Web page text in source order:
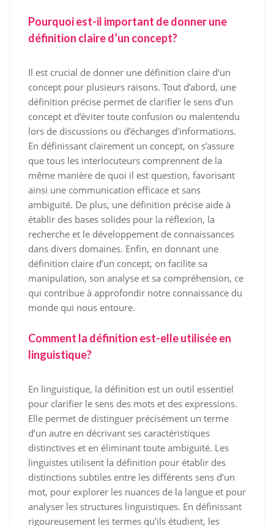
Pourquoi est-il important de donner une
définition claire d’un concept?
Il est crucial de donner une définition claire d’un
concept pour plusieurs raisons. Tout d’abord, une
définition précise permet de clarifier le sens d’un
concept et d’éviter toute confusion ou malentendu
lors de discussions ou d’échanges d’informations.
En définissant clairement un concept, on s’assure
que tous les interlocuteurs comprennent de la
même manière de quoi il est question, favorisant
ainsi une communication efficace et sans
ambiguïté. De plus, une définition précise aide à
établir des bases solides pour la réflexion, la
recherche et le développement de connaissances
dans divers domaines. Enfin, en donnant une
définition claire d’un concept, on facilite sa
manipulation, son analyse et sa compréhension, ce
qui contribue à approfondir notre connaissance du
monde qui nous entoure.
Comment la définition est-elle utilisée en
linguistique?
En linguistique, la définition est un outil essentiel
pour clarifier le sens des mots et des expressions.
Elle permet de distinguer précisément un terme
d’un autre en décrivant ses caractéristiques
distinctives et en éliminant toute ambiguïté. Les
linguistes utilisent la définition pour établir des
distinctions subtiles entre les différents sens d’un
mot, pour explorer les nuances de la langue et pour
analyser les structures linguistiques. En définissant
rigoureusement les termes qu’ils étudient, les